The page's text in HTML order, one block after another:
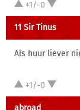
+1/-0
11 Sir Tinus
Als huur liever
+1/-0
abroad